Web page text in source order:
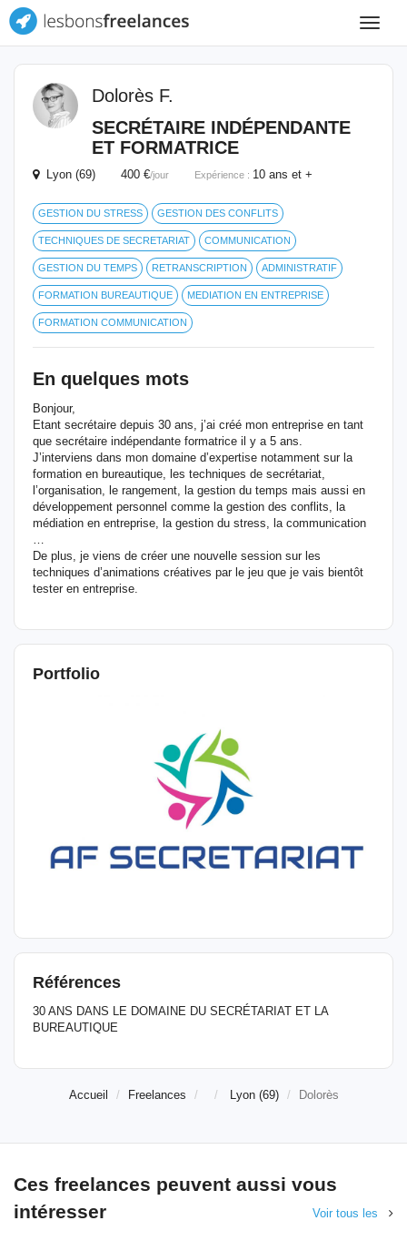
Toggle
Dolorès F.
SECRÉTAIRE INDÉPENDANTE
ET FORMATRICE
Lyon (69) 400 €/jour Expérience : 10 ans et +
GESTION DU STRESS GESTION DES CONFLITS
TECHNIQUES DE SECRETARIAT COMMUNICATION
GESTION DU TEMPS RETRANSCRIPTION ADMINISTRATIF
FORMATION BUREAUTIQUE MEDIATION EN ENTREPRISE
FORMATION COMMUNICATION
En quelques mots
Bonjour,
Etant secrétaire depuis 30 ans, j’ai créé mon entreprise en tant
que secrétaire indépendante formatrice il y a 5 ans.
J’interviens dans mon domaine d’expertise notamment sur la
formation en bureautique, les techniques de secrétariat,
l’organisation, le rangement, la gestion du temps mais aussi en
développement personnel comme la gestion des conflits, la
médiation en entreprise, la gestion du stress, la communication
…
De plus, je viens de créer une nouvelle session sur les
techniques d’animations créatives par le jeu que je vais bientôt
tester en entreprise.
Portfolio
Références
30 ANS DANS LE DOMAINE DU SECRÉTARIAT ET LA
BUREAUTIQUE
Accueil Freelances Lyon (69) Dolorès
Ces freelances peuvent aussi vous
intéresser
Voir tous les